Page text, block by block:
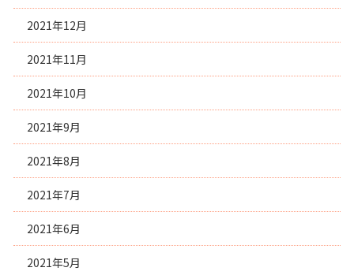
2021年12月
2021年11月
2021年10月
2021年9月
2021年8月
2021年7月
2021年6月
2021年5月